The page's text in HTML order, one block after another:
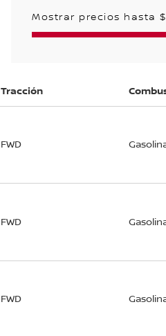
Mostrar precios hasta
Tracción
FWD
FWD
FWD